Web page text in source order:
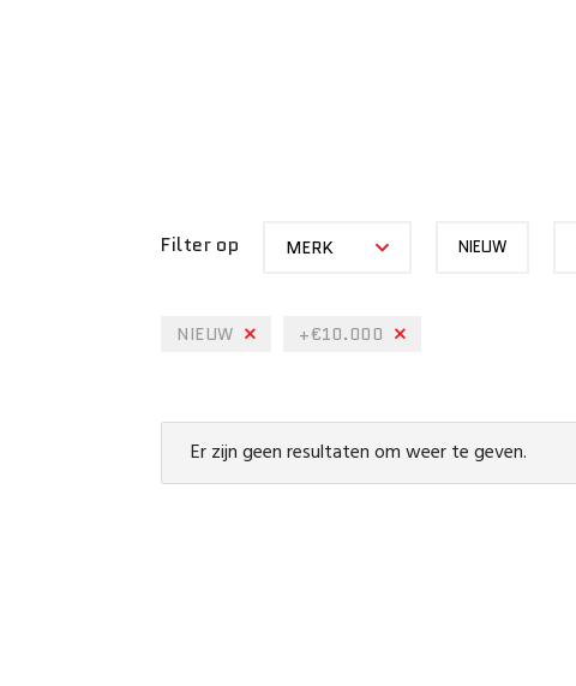
Filter op MERK NIEUW
NIEUW +€10.000
Er zijn geen resultaten om weer te geven.